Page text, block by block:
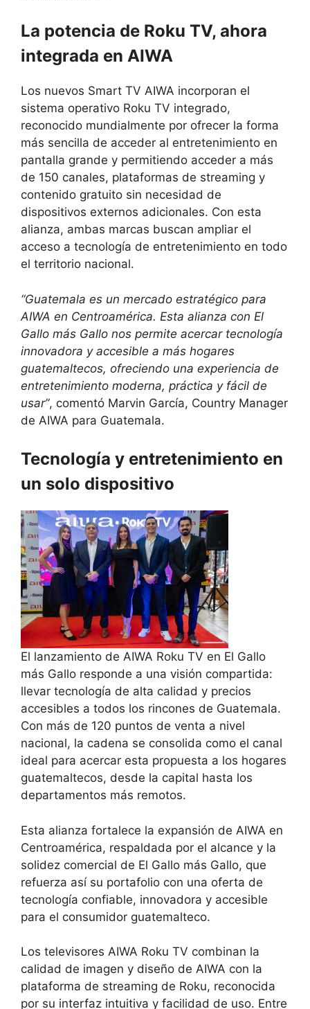
La potencia de Roku TV, ahora
integrada en AIWA
Los nuevos Smart TV AIWA incorporan el
sistema operativo Roku TV integrado,
reconocido mundialmente por ofrecer la forma
más sencilla de acceder al entretenimiento en
pantalla grande y permitiendo acceder a más
de 150 canales, plataformas de streaming y
contenido gratuito sin necesidad de
dispositivos externos adicionales. Con esta
alianza, ambas marcas buscan ampliar el
acceso a tecnología de entretenimiento en todo
el territorio nacional.
“Guatemala es un mercado estratégico para
AIWA en Centroamérica. Esta alianza con El
Gallo más Gallo nos permite acercar tecnología
innovadora y accesible a más hogares
guatemaltecos, ofreciendo una experiencia de
entretenimiento moderna, práctica y fácil de
usar”, comentó Marvin García, Country Manager
de AIWA para Guatemala.
Tecnología y entretenimiento en
un solo dispositivo
El lanzamiento de AIWA Roku TV en El Gallo
más Gallo responde a una visión compartida:
llevar tecnología de alta calidad y precios
accesibles a todos los rincones de Guatemala.
Con más de 120 puntos de venta a nivel
nacional, la cadena se consolida como el canal
ideal para acercar esta propuesta a los hogares
guatemaltecos, desde la capital hasta los
departamentos más remotos.
Esta alianza fortalece la expansión de AIWA en
Centroamérica, respaldada por el alcance y la
solidez comercial de El Gallo más Gallo, que
refuerza así su portafolio con una oferta de
tecnología confiable, innovadora y accesible
para el consumidor guatemalteco.
Los televisores AIWA Roku TV combinan la
calidad de imagen y diseño de AIWA con la
plataforma de streaming de Roku, reconocida
por su interfaz intuitiva y facilidad de uso. Entre